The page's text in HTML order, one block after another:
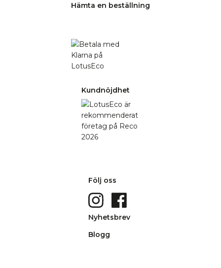
Hämta en beställning
Kundnöjdhet
Följ oss
Nyhetsbrev
Blogg